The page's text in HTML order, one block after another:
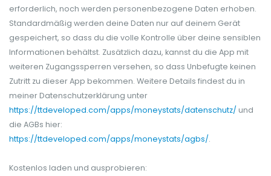
erforderlich, noch werden personenbezogene Daten erhoben.
Standardmäßig werden deine Daten nur auf deinem Gerät
gespeichert, so dass du die volle Kontrolle über deine sensiblen
Informationen behältst. Zusätzlich dazu, kannst du die App mit
weiteren Zugangssperren versehen, so dass Unbefugte keinen
Zutritt zu dieser App bekommen. Weitere Details findest du in
meiner Datenschutzerklärung unter
https://ttdeveloped.com/apps/moneystats/datenschutz/ und
die AGBs hier:
https://ttdeveloped.com/apps/moneystats/agbs/.
Kostenlos laden und ausprobieren: